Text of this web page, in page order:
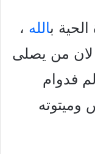
الله ،
.. لان من يصلى
فدوام
وميتوته